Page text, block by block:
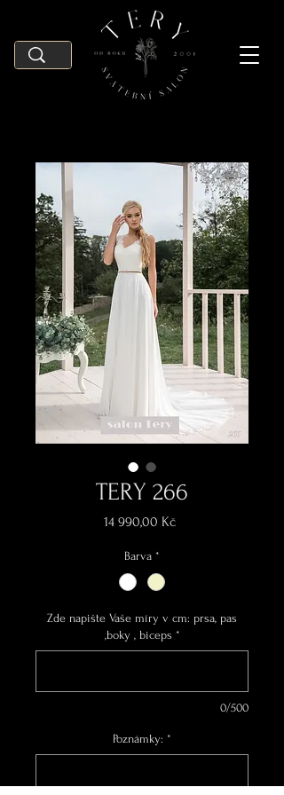
TERY 266
14 990,00 KčCena
Barva *
Zde napište Vaše míry v cm: prsa, pas
,boky , biceps *
0/500
Poznámky: *